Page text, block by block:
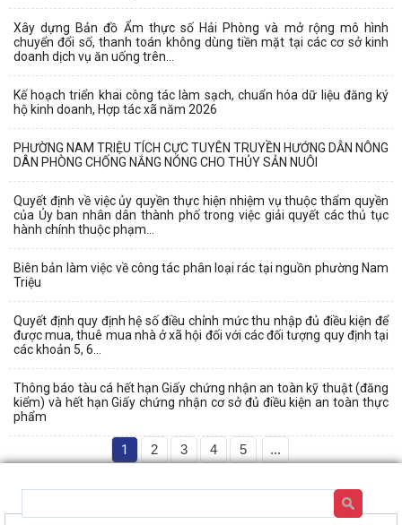
Xây dựng Bản đồ Ẩm thực số Hải Phòng và mở rộng mô hình
chuyển đổi số, thanh toán không dùng tiền mặt tại các cơ sở kinh
doanh dịch vụ ăn uống trên...
Kế hoạch triển khai công tác làm sạch, chuẩn hóa dữ liệu đăng ký
hộ kinh doanh, Hợp tác xã năm 2026
PHƯỜNG NAM TRIỆU TÍCH CỰC TUYÊN TRUYỀN HƯỚNG DẪN NÔNG
DÂN PHÒNG CHỐNG NẮNG NÓNG CHO THỦY SẢN NUÔI
Quyết định về việc ủy quyền thực hiện nhiệm vụ thuộc thẩm quyền
của Ủy ban nhân dân thành phố trong việc giải quyết các thủ tục
hành chính thuộc phạm...
Biên bản làm việc về công tác phân loại rác tại nguồn phường Nam
Triệu
Quyết định quy định hệ số điều chỉnh mức thu nhập đủ điều kiện để
được mua, thuê mua nhà ở xã hội đối với các đối tượng quy định tại
các khoản 5, 6...
Thông báo tàu cá hết hạn Giấy chứng nhận an toàn kỹ thuật (đăng
kiểm) và hết hạn Giấy chứng nhận cơ sở đủ điều kiện an toàn thực
phẩm
1 2 3 4 5 ...